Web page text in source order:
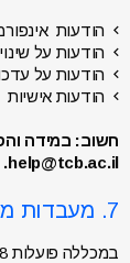
הודעות
הודעות על
הודעות על
הודעות אישיות
help@tcb.ac.il.
7. מעבדות מחשבים
במכללה פועלות 8 מעבדות מחשבים הממוקמות בבניינים B, C, G.